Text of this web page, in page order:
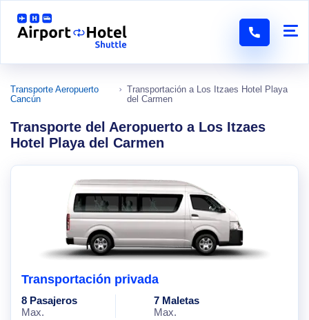
Transporte Aeropuerto
Cancún
Transportación a Los Itzaes Hotel Playa
del Carmen
Transporte del Aeropuerto a Los Itzaes
Hotel Playa del Carmen
Transportación privada
8 Pasajeros
Max.
7 Maletas
Max.